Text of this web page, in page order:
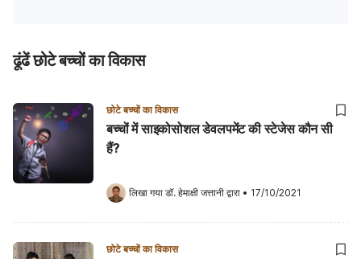
ढूंढें छोटे बच्चों का विकास
छोटे बच्चों का विकास
बच्चों में साइकोसोशल डेवलपमेंट की स्टेजेस कौन सी
हैं?
लिखा गया डॉ. हेमाक्षी जत्तानी द्वारा • 17/10/2021
छोटे बच्चों का विकास